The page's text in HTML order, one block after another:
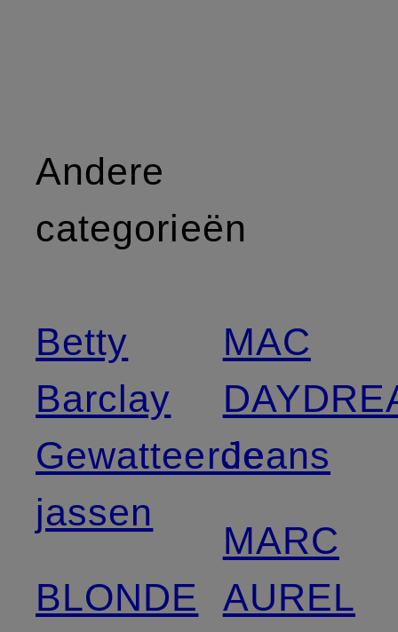
Andere
categorieën
Betty
Barclay
Gewatteerde
jassen
BLONDE
MAC
Jeans
MARC
AUREL